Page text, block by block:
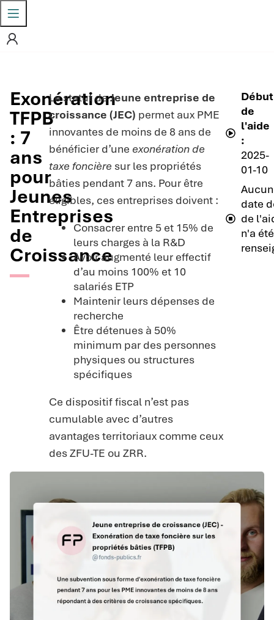
Exonération
TFPB
: 7
ans
pour
Jeunes
Entreprises
de
Croissance
Le statut deJeune entreprise de
croissance (JEC) permet aux PME
innovantes de moins de 8 ans de
bénéficier d’une exonération de
taxe foncière sur les propriétés
bâties pendant 7 ans. Pour être
éligibles, ces entreprises doivent :
Consacrer entre 5 et 15% de
leurs charges à la R&D
Avoir augmenté leur effectif
d’au moins 100% et 10
salariés ETP
Maintenir leurs dépenses de
recherche
Être détenues à 50%
minimum par des personnes
physiques ou structures
spécifiques
Ce dispositif fiscal n’est pas
cumulable avec d’autres
avantages territoriaux comme ceux
des ZFU-TE ou ZRR.
Début
de
l'aide
:
2025-
01-10
date
de
n'a été